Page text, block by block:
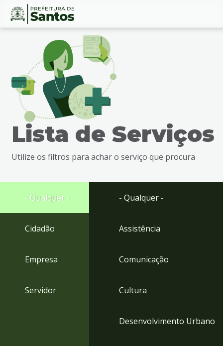
Ir
busca
Ir
rodapé
Conteúdo
Lista de Serviços
Utilize os filtros para achar o serviço que procura
- Qualquer -
Cidadão
Empresa
Servidor
- Qualquer -
Assistência
Comunicação
Cultura
Desenvolvimento Urbano